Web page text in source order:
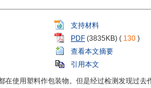
支持材料
PDF (3835KB) ( 130 )
查看本文摘要
引用本文
在使用塑料作包装物。但是经过检测发现过去